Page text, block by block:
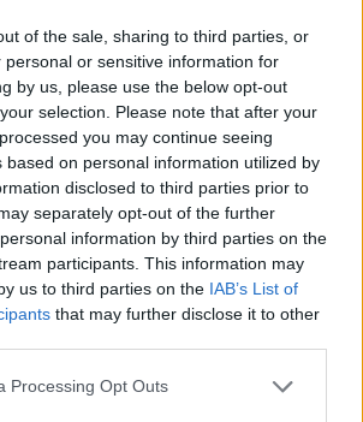
of the sale, sharing to third parties, or
personal or sensitive information for
by us, please use the below opt-out
selection. Please note that after your
you may continue seeing
based on personal information utilized by
disclosed to third parties prior to
separately opt-out of the further
information by third parties on the
participants. This information may
us to third parties on the IAB’s List of
that may further disclose it to other
Processing Opt Outs
Facebook Live Footters